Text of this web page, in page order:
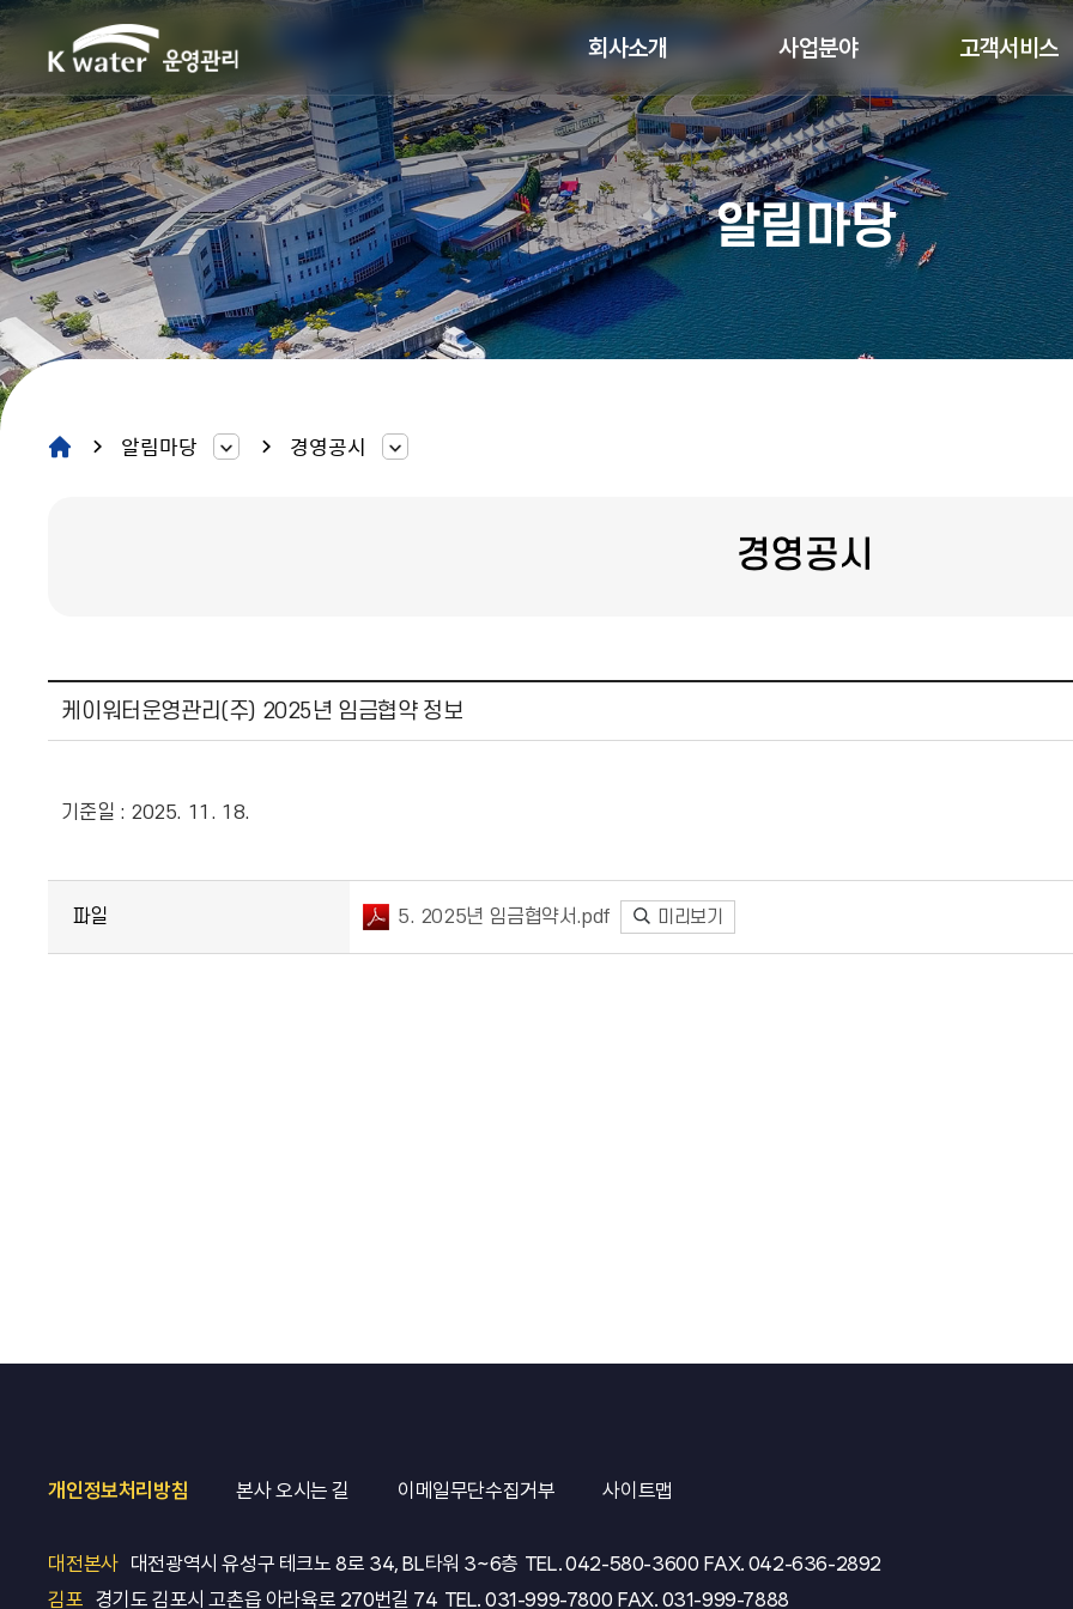
회사소개 사업분야 고객서비스
알림마당
알림마당 경영공시
경영공시
케이워터운영관리(주) 2025년 임금협약 정보
기준일 : 2025. 11. 18.
파일 5. 2025년 임금협약서.pdf 미리보기
개인정보처리방침 본사 오시는 길 이메일무단수집거부 사이트맵
대전본사 대전광역시 유성구 테크노 8로 34, BL타워 3~6층 TEL.042-580-3600 FAX. 042-636-2892
김포 경기도 김포시 고촌읍 아라육로 270번길 74 TEL. 031-999-7800 FAX. 031-999-7888